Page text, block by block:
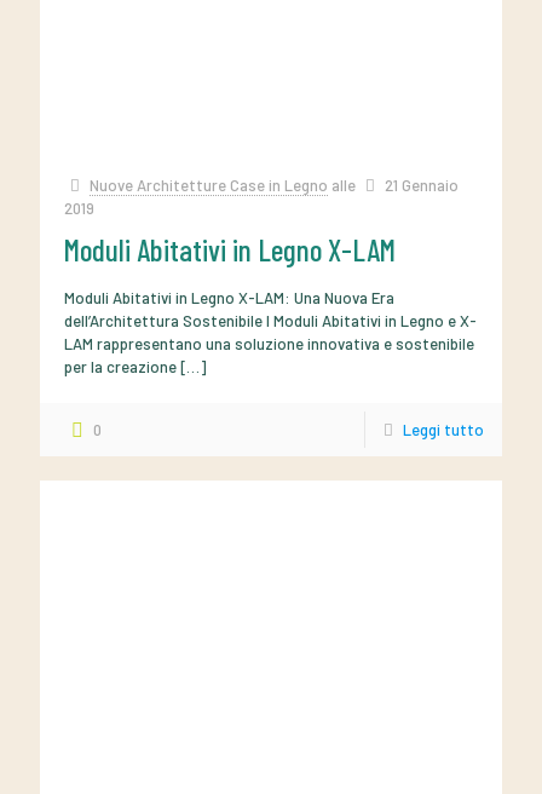
Nuove Architetture Case in Legno alle
21 Gennaio
2019
Moduli Abitativi in Legno X-LAM
Moduli Abitativi in Legno X-LAM: Una Nuova Era
dell’Architettura Sostenibile I Moduli Abitativi in Legno e X-
LAM rappresentano una soluzione innovativa e sostenibile
per la creazione[…]
0 Leggi tutto